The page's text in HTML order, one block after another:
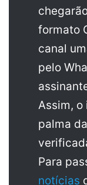
formato
canal
pelo
Assim, o
palma
Para
notícias